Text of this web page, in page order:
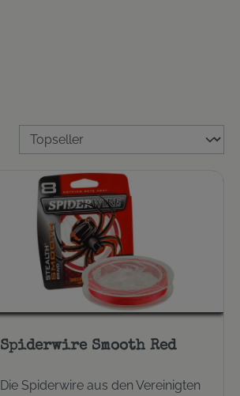
Spiderwire Smooth Red
Die Spiderwire aus den Vereinigten